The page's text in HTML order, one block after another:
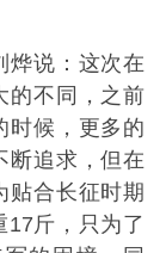
说：这次在
的不同，之前
时候，更多的
断追求，但在
贴合长征时期
斤，只为了